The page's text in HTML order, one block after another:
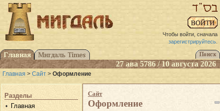
Чтобы войти, сначала
зарегистрируйтесь.
27 ава 5786 / 10 августа 2026
Главная > Сайт > Оформление
Разделы
Главная
Сайт
Оформление